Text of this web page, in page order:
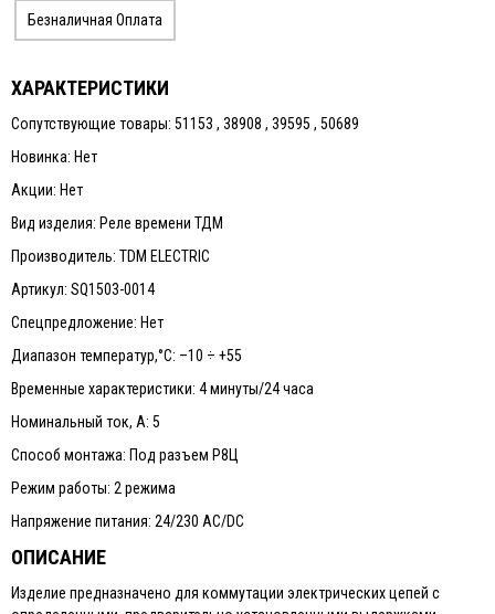
Безналичная Оплата
ХАРАКТЕРИСТИКИ
Сопутствующие товары: 51153 , 38908 , 39595 , 50689
Новинка: Нет
Акции: Нет
Вид изделия: Реле времени ТДМ
Производитель: TDM ELECTRIC
Артикул: SQ1503-0014
Спецпредложение: Нет
Диапазон температур,°С: –10 ÷ +55
Временные характеристики: 4 минуты/24 часа
Номинальный ток, А: 5
Способ монтажа: Под разъем Р8Ц
Режим работы: 2 режима
Напряжение питания: 24/230 AC/DC
ОПИСАНИЕ
Изделие предназначено для коммутации электрических цепей с